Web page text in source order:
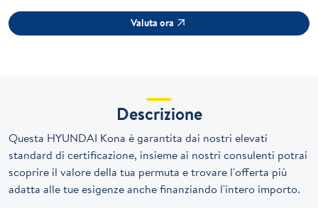
Valuta ora
Descrizione
Questa HYUNDAI Kona è garantita dai nostri elevati
standard di certificazione, insieme ai nostri consulenti potrai
scoprire il valore della tua permuta e trovare l'offerta più
adatta alle tue esigenze anche finanziando l'intero importo.